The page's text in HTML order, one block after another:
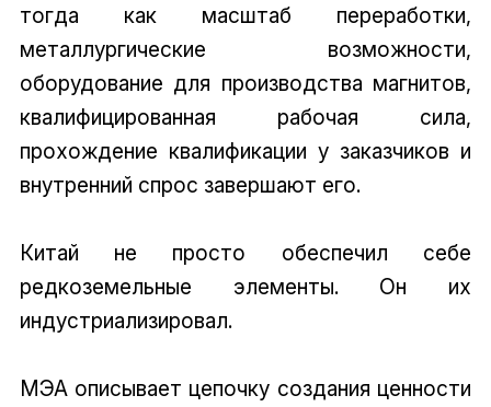
тогда как масштаб переработки,
металлургические возможности,
оборудование для производства магнитов,
квалифицированная рабочая сила,
прохождение квалификации у заказчиков и
внутренний спрос завершают его.
Китай не просто обеспечил себе
редкоземельные элементы. Он их
индустриализировал.
МЭА описывает цепочку создания ценности